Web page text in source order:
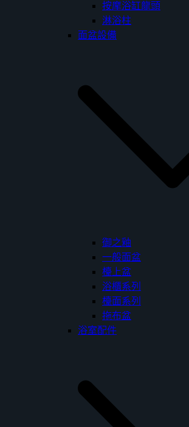
按摩浴缸龍頭
淋浴柱
面盆設備
御之釉
一般面盆
檯上盆
浴櫃系列
檯面系列
拖布盆
浴室配件